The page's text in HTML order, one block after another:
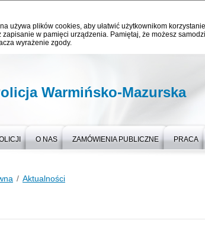
używa plików cookies, aby ułatwić użytkownikom
zapisanie w pamięci urządzenia. Pamiętaj, że możesz
wyrażenie zgody.
Warmińsko-Mazurska
O NAS ZAMÓWIENIA PUBLICZNE PRACA
Aktualności